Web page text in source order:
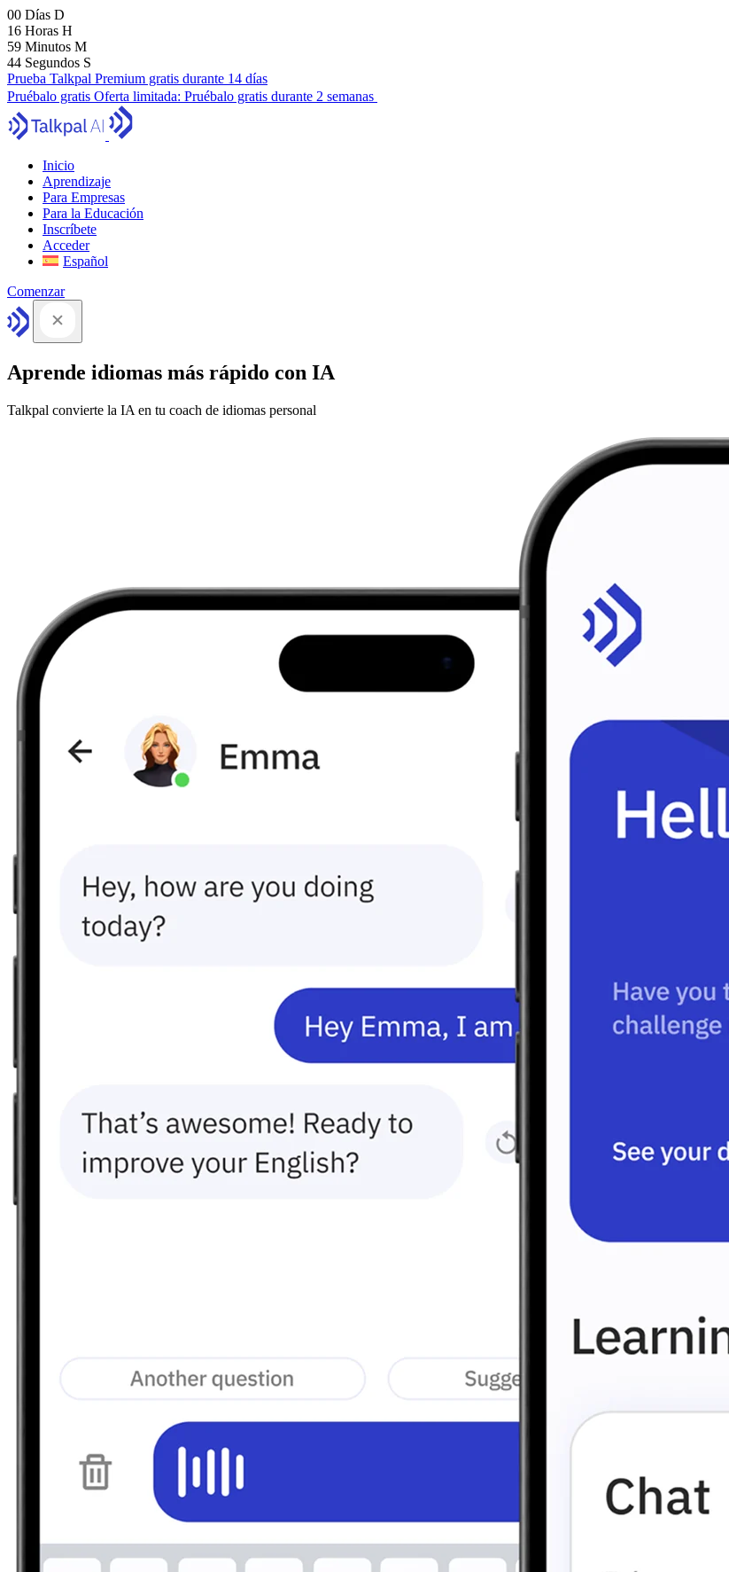
00 Días D
16 Horas H
59 Minutos M
43 Segundos S
Prueba Talkpal Premium gratis durante 14 días
Pruébalo gratis Oferta limitada: Pruébalo gratis durante 2 semanas
Inicio
Aprendizaje
Para Empresas
Para la Educación
Inscríbete
Acceder
Español
Comenzar
Aprende idiomas más rápido con IA
Talkpal convierte la IA en tu coach de idiomas personal